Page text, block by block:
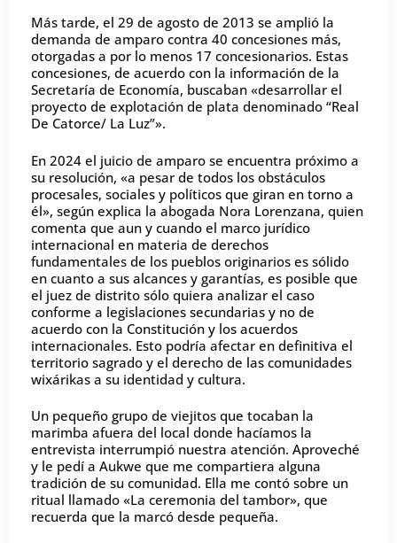
Más tarde, el 29 de agosto de 2013 se amplió la
demanda de amparo contra 40 concesiones más,
otorgadas a por lo menos 17 concesionarios. Estas
concesiones, de acuerdo con la información de la
Secretaría de Economía, buscaban «desarrollar el
proyecto de explotación de plata denominado “Real
De Catorce/ La Luz”».
En 2024 el juicio de amparo se encuentra próximo a
su resolución, «a pesar de todos los obstáculos
procesales, sociales y políticos que giran en torno a
él», según explica la abogada Nora Lorenzana, quien
comenta que aun y cuando el marco jurídico
internacional en materia de derechos
fundamentales de los pueblos originarios es sólido
en cuanto a sus alcances y garantías, es posible que
el juez de distrito sólo quiera analizar el caso
conforme a legislaciones secundarias y no de
acuerdo con la Constitución y los acuerdos
internacionales. Esto podría afectar en definitiva el
territorio sagrado y el derecho de las comunidades
wixárikas a su identidad y cultura.
Un pequeño grupo de viejitos que tocaban la
marimba afuera del local donde hacíamos la
entrevista interrumpió nuestra atención. Aproveché
y le pedí a Aukwe que me compartiera alguna
tradición de su comunidad. Ella me contó sobre un
ritual llamado «La ceremonia del tambor», que
recuerda que la marcó desde pequeña.